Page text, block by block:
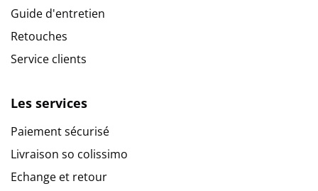
Guide d'entretien
Retouches
Service clients
Les services
Paiement sécurisé
Livraison so colissimo
Echange et retour